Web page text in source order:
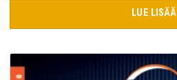
LUE LISÄÄ